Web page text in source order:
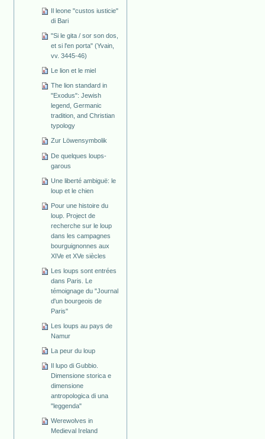
Il leone "custos iusticie"
di Bari
"Si le gita / sor son dos,
et si l'en porta" (Yvain,
vv. 3445-46)
Le lion et le miel
The lion standard in
"Exodus": Jewish
legend, Germanic
tradition, and Christian
typology
Zur Löwensymbolik
De quelques loups-
garous
Une liberté ambiguë: le
loup et le chien
Pour une histoire du
loup. Project de
recherche sur le loup
dans les campagnes
bourguignonnes aux
XIVe et XVe siècles
Les loups sont entrées
dans Paris. Le
témoignage du "Journal
d'un bourgeois de
Paris"
Les loups au pays de
Namur
La peur du loup
Il lupo di Gubbio.
Dimensione storica e
dimensione
antropologica di una
"leggenda"
Werewolves in
Medieval Ireland